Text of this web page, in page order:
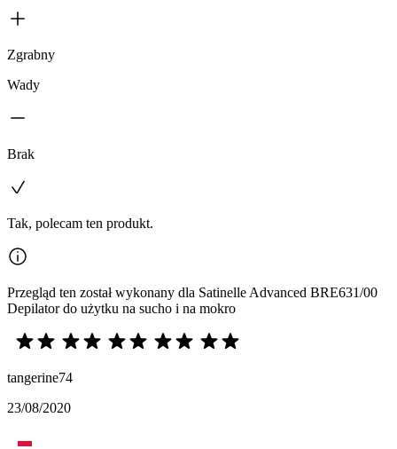
Zgrabny
Wady
Brak
Tak, polecam ten produkt.
Przegląd ten został wykonany dla Satinelle Advanced BRE631/00
Depilator do użytku na sucho i na mokro
tangerine74
23/08/2020